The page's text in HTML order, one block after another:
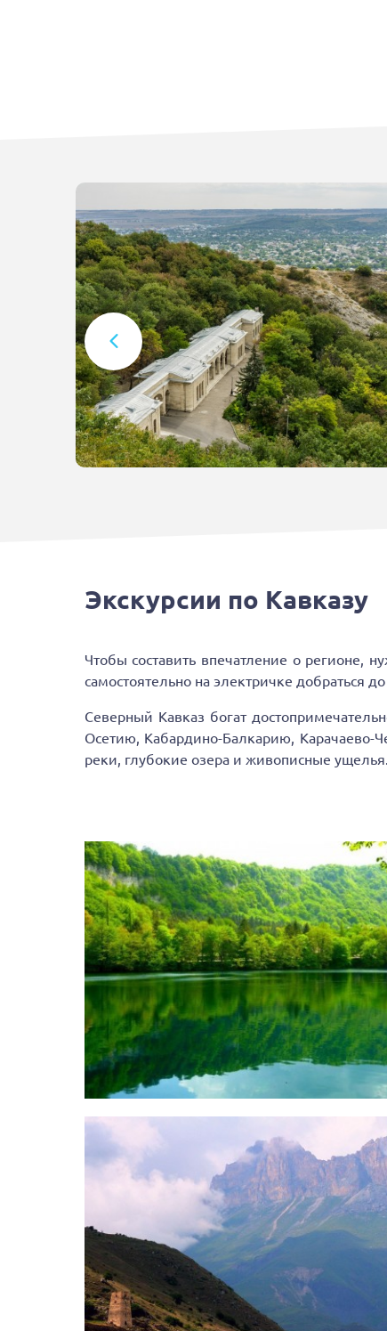
Экскурсии по Кавказу
Чтобы составить впечатление о регионе,
самостоятельно на электричке добраться
Северный Кавказ богат
Осетию, Кабардино-Балкарию,
реки, глубокие озера и живописные ущелья.